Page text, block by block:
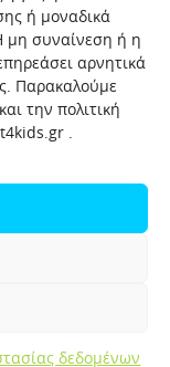
ή μοναδικά
μη συναίνεση ή η
αρνητικά
Παρακαλούμε
την πολιτική
.
δεδομένων
Όροι χρήσης